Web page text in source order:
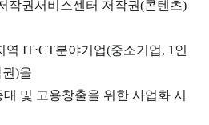
작권서비스센터 저작권(콘텐츠)
역 IT⋅CT분야기업(중소기업, 1인
)을
용창출을 위한 사업화 시